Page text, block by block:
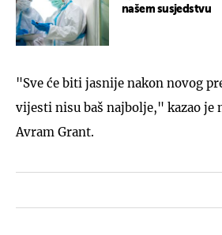
našem susjedstvu
"Sve će biti jasnije nakon novog
vijesti nisu baš najbolje," kazao je
Avram Grant.